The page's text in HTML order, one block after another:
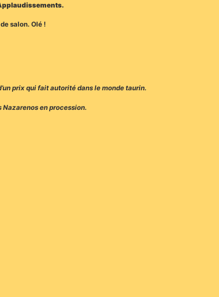
salon. Olé !
prix qui fait autorité dans le monde taurin.
Nazarenos en procession.